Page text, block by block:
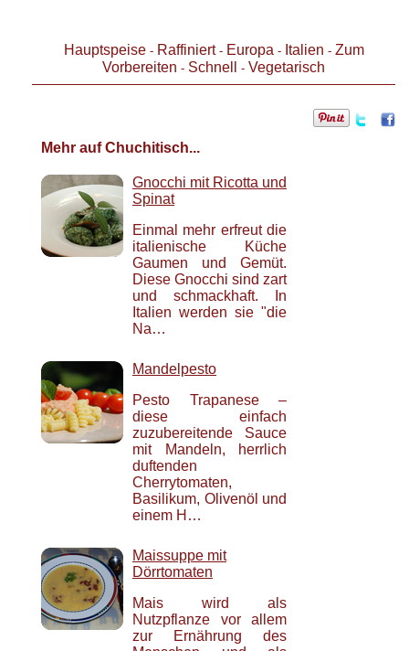
Hauptspeise- Raffiniert- Europa- Italien - Zum
Vorbereiten - Schnell - Vegetarisch
Mehr auf Chuchitisch...
Gnocchi mit Ricotta und
Spinat
Einmal mehr erfreut die
italienische Küche
Gaumen und Gemüt.
Diese Gnocchi sind zart
und schmackhaft. In
Italien werden sie "die
Na…
Mandelpesto
Pesto Trapanese –
diese einfach
zuzubereitende Sauce
mit Mandeln, herrlich
duftenden
Cherrytomaten,
Basilikum, Olivenöl und
einem H…
Maissuppe mit
Dörrtomaten
Mais wird als
Nutzpflanze vor allem
zur Ernährung des